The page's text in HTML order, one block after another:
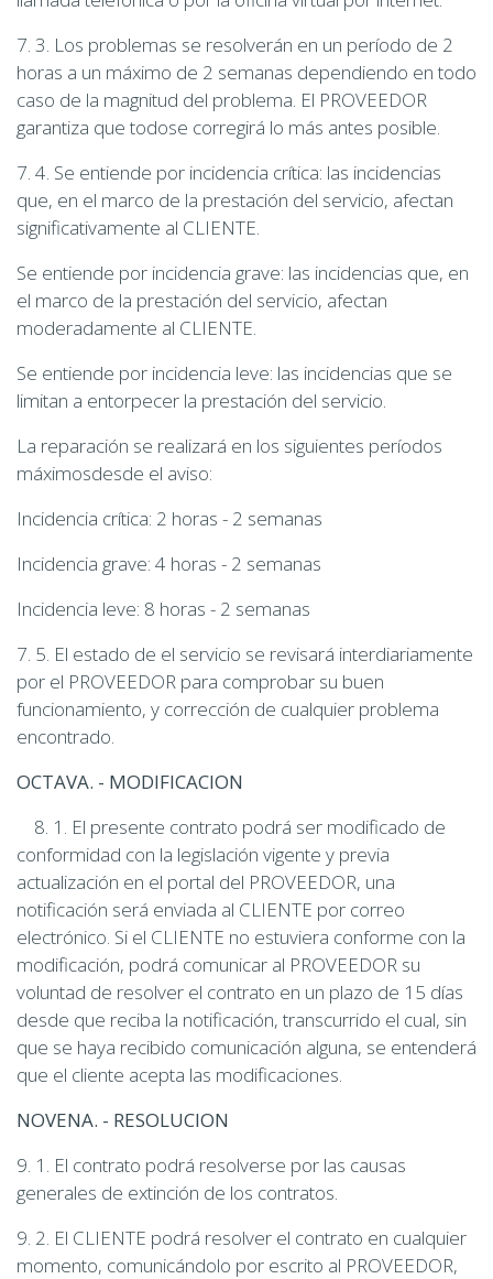
7. 3. Los problemas se resolverán en un período de 2
horas a un máximo de 2 semanas dependiendo en todo
caso de la magnitud del problema. El PROVEEDOR
garantiza que todose corregirá lo más antes posible.
7. 4. Se entiende por incidencia crítica: las incidencias
que, en el marco de la prestación del servicio, afectan
significativamente al CLIENTE.
Se entiende por incidencia grave: las incidencias que, en
el marco de la prestación del servicio, afectan
moderadamente al CLIENTE.
Se entiende por incidencia leve: las incidencias que se
limitan a entorpecer la prestación del servicio.
La reparación se realizará en los siguientes períodos
máximosdesde el aviso:
Incidencia crítica: 2 horas - 2 semanas
Incidencia grave: 4 horas - 2 semanas
Incidencia leve: 8 horas - 2 semanas
7. 5. El estado de el servicio se revisará interdiariamente
por el PROVEEDOR para comprobar su buen
funcionamiento, y corrección de cualquier problema
encontrado.
OCTAVA. - MODIFICACION
8. 1. El presente contrato podrá ser modificado de
conformidad con la legislación vigente y previa
actualización en el portal del PROVEEDOR, una
notificación será enviada al CLIENTE por correo
electrónico. Si el CLIENTE no estuviera conforme con la
modificación, podrá comunicar al PROVEEDOR su
voluntad de resolver el contrato en un plazo de 15 días
desde que reciba la notificación, transcurrido el cual, sin
que se haya recibido comunicación alguna, se entenderá
que el cliente acepta las modificaciones.
NOVENA. - RESOLUCION
9. 1. El contrato podrá resolverse por las causas
generales de extinción de los contratos.
9. 2. El CLIENTE podrá resolver el contrato en cualquier
momento, comunicándolo por escrito al PROVEEDOR,